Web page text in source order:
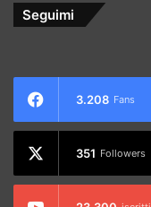
Seguimi
3.208 Fans
351 Followers